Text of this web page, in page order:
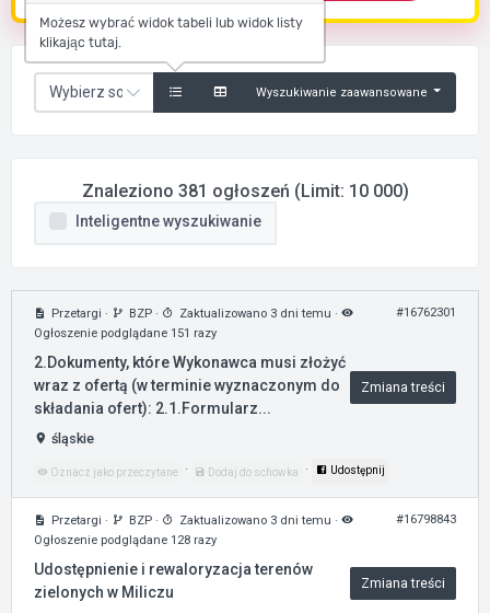
Wyszukiwanie zaawansowane
Znaleziono 381 ogłoszeń (Limit: 10 000)
Inteligentne wyszukiwanie
Przetargi · BZP · Zaktualizowano 3 dni temu ·
Ogłoszenie podglądane 151 razy
#16762301
2.Dokumenty, które Wykonawca musi złożyć
wraz z ofertą (w terminie wyznaczonym do
składania ofert): 2.1.Formularz...
Zmiana treści
śląskie
Oznacz jako przeczytane · Dodaj do schowka · Udostępnij
Przetargi · BZP · Zaktualizowano 3 dni temu ·
Ogłoszenie podglądane 128 razy
#16798843
Udostępnienie i rewaloryzacja terenów
zielonych w Miliczu
Zmiana treści
Możesz wybrać widok tabeli lub widok listy
klikając tutaj.